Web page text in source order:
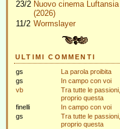
23/2 Nuovo cinema Luftansia
(2026)
11/2 Wormslayer
ULTIMI COMMENTI
gs
La parola proibita
gs
In campo con voi
vb
Tra tutte le passioni,
proprio questa
finelli
In campo con voi
gs
Tra tutte le passioni,
proprio questa